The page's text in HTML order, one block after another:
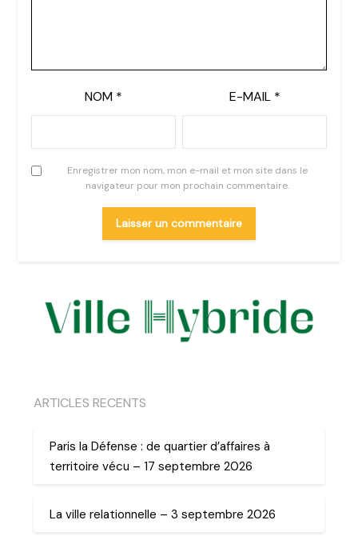
NOM * E-MAIL *
Enregistrer mon nom, mon e-mail et mon site dans le
navigateur pour mon prochain commentaire.
ARTICLES RECENTS
Paris la Défense : de quartier d’affaires à
territoire vécu – 17 septembre 2026
La ville relationnelle – 3 septembre 2026